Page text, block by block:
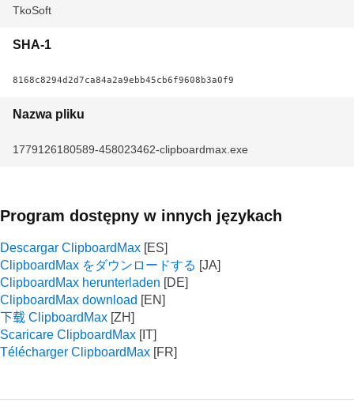
TkoSoft
SHA-1
8168c8294d2d7ca84a2a9ebb45cb6f9608b3a0f9
Nazwa pliku
1779126180589-458023462-clipboardmax.exe
Program dostępny w innych językach
Descargar ClipboardMax
ClipboardMax をダウンロードする
ClipboardMax herunterladen
ClipboardMax download
下载 ClipboardMax
Scaricare ClipboardMax
Télécharger ClipboardMax